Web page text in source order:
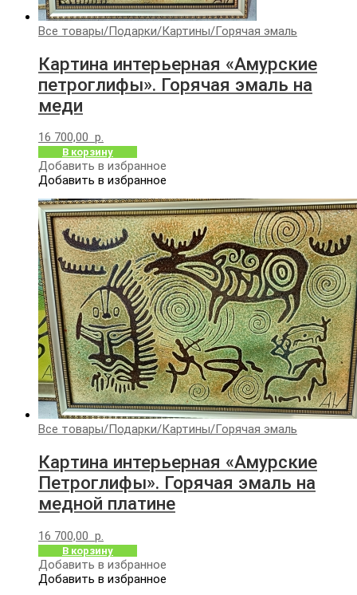
Все товары/Подарки/Картины/Горячая эмаль
Картина интерьерная «Амурские
петроглифы». Горячая эмаль на
меди
16 700,00 р.
В корзину
Добавить в избранное
Добавить в избранное
Все товары/Подарки/Картины/Горячая эмаль
Картина интерьерная «Амурские
Петроглифы». Горячая эмаль на
медной платине
16 700,00 р.
В корзину
Добавить в избранное
Добавить в избранное